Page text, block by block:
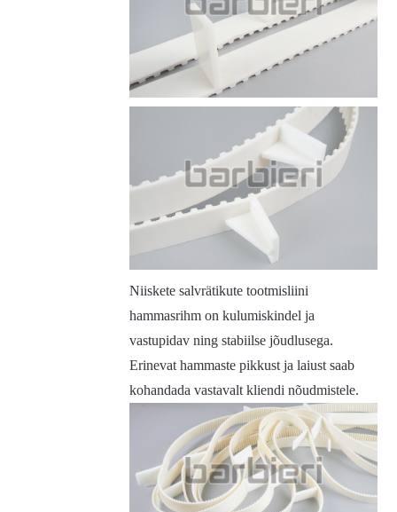
Niiskete salvrätikute tootmisliini
hammasrihm on kulumiskindel ja
vastupidav ning stabiilse jõudlusega.
Erinevat hammaste pikkust ja laiust saab
kohandada vastavalt kliendi nõudmistele.